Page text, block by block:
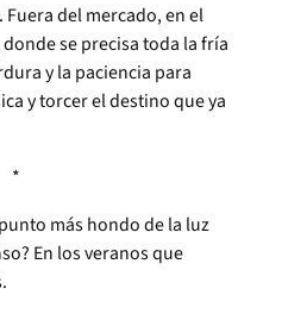
Fuera del mercado, en el
se precisa toda la fría
y la paciencia para
y torcer el destino que ya
*
más hondo de la luz
En los veranos que